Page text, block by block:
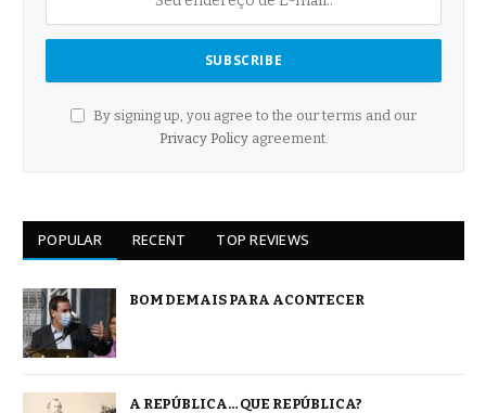
By signing up, you agree to the our terms and our
Privacy Policyagreement.
POPULAR RECENT TOP REVIEWS
BOM DEMAIS PARA ACONTECER
A REPÚBLICA… QUE REPÚBLICA?